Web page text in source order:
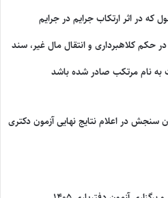
که در اثر ارتکاب جرایم در جرایم
حکم کلاهبرداری و انتقال مال غیر، سند
به نام مرتکب صادر شده باشد
سنجش در اعلام نتایج نهایی آزمون دکتری